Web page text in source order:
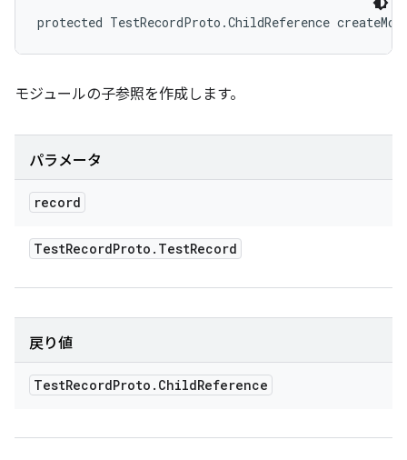
protected TestRecordProto.ChildReference
モジュールの子参照を作成します。
パラメータ
record
TestRecordProto . TestRecord
戻り値
TestRecordProto . ChildReference